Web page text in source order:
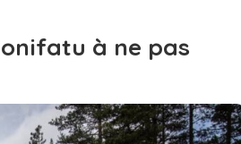
à ne pas